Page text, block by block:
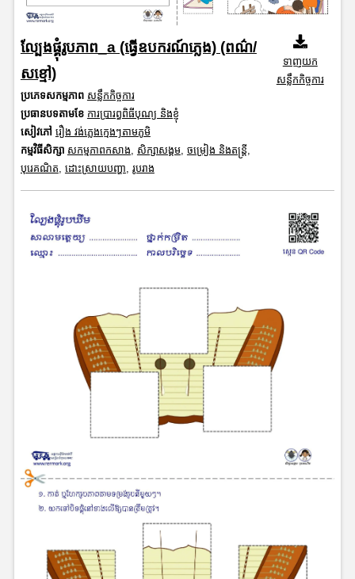
ល្បែងផ្គុំរូបភាព_a (ធ្វើឧបករណ៍ភ្លេង) (ពណ៌/
សខ្មៅ)
ប្រភេទសកម្មភាព សន្លឹកកិច្ចការ
ប្រធានបទតាមខែ ការប្រារព្ធពិធីបុណ្យ និងខ្ញុំ
សៀវភៅ រឿង វង់ភ្លេងក្មេងៗតាមភូមិ
កម្មវិធីសិក្សា សកម្មភាពកសាង, សិក្សាសង្គម, ចម្រៀង និងតន្ត្រី,
បុរេគណិត, ដោះស្រាយបញ្ហា, រូបរាង
ទាញយក
សន្លឹកកិច្ចការ